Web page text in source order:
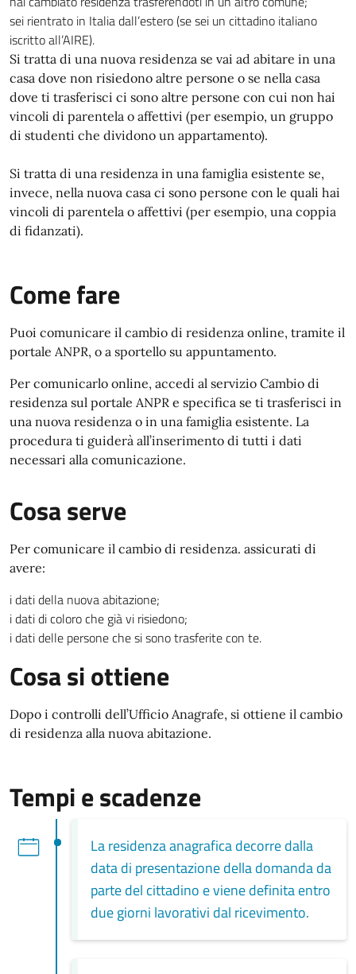
sei rientrato in Italia dall’estero (se sei un cittadino italiano
iscritto all’AIRE).
Si tratta di una nuova residenza se vai ad abitare in una
casa dove non risiedono altre persone o se nella casa
dove ti trasferisci ci sono altre persone con cui non hai
vincoli di parentela o affettivi (per esempio, un gruppo
di studenti che dividono un appartamento).
Si tratta di una residenza in una famiglia esistente se,
invece, nella nuova casa ci sono persone con le quali hai
vincoli di parentela o affettivi (per esempio, una coppia
di fidanzati).
Come fare
Puoi comunicare il cambio di residenza online, tramite il
portale ANPR, o a sportello su appuntamento.
Per comunicarlo online, accedi al servizio Cambio di
residenza sul portale ANPR e specifica se ti trasferisci in
una nuova residenza o in una famiglia esistente. La
procedura ti guiderà all’inserimento di tutti i dati
necessari alla comunicazione.
Cosa serve
Per comunicare il cambio di residenza. assicurati di
avere:
i dati della nuova abitazione;
i dati di coloro che già vi risiedono;
i dati delle persone che si sono trasferite con te.
Cosa si ottiene
Dopo i controlli dell’Ufficio Anagrafe, si ottiene il cambio
di residenza alla nuova abitazione.
Tempi e scadenze
La residenza anagrafica decorre dalla
data di presentazione della domanda da
parte del cittadino e viene definita entro
due giorni lavorativi dal ricevimento.